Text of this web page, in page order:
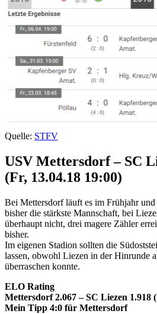
Quelle: STFV
USV Mettersdorf – SC
(Fr, 13.04.18 19:00)
Bei Mettersdorf läuft es im Frühjahr
bisher die stärkste Mannschaft, bei
überhaupt nicht, drei magere Zähler
bisher.
Im eigenen Stadion sollten die
lassen, obwohl Liezen in der Hinrunde
überraschen konnte.
ELO Rating
Mettersdorf 2.067 – SC Liezen 1.918
Mein Tipp 4:0 für Mettersdorf